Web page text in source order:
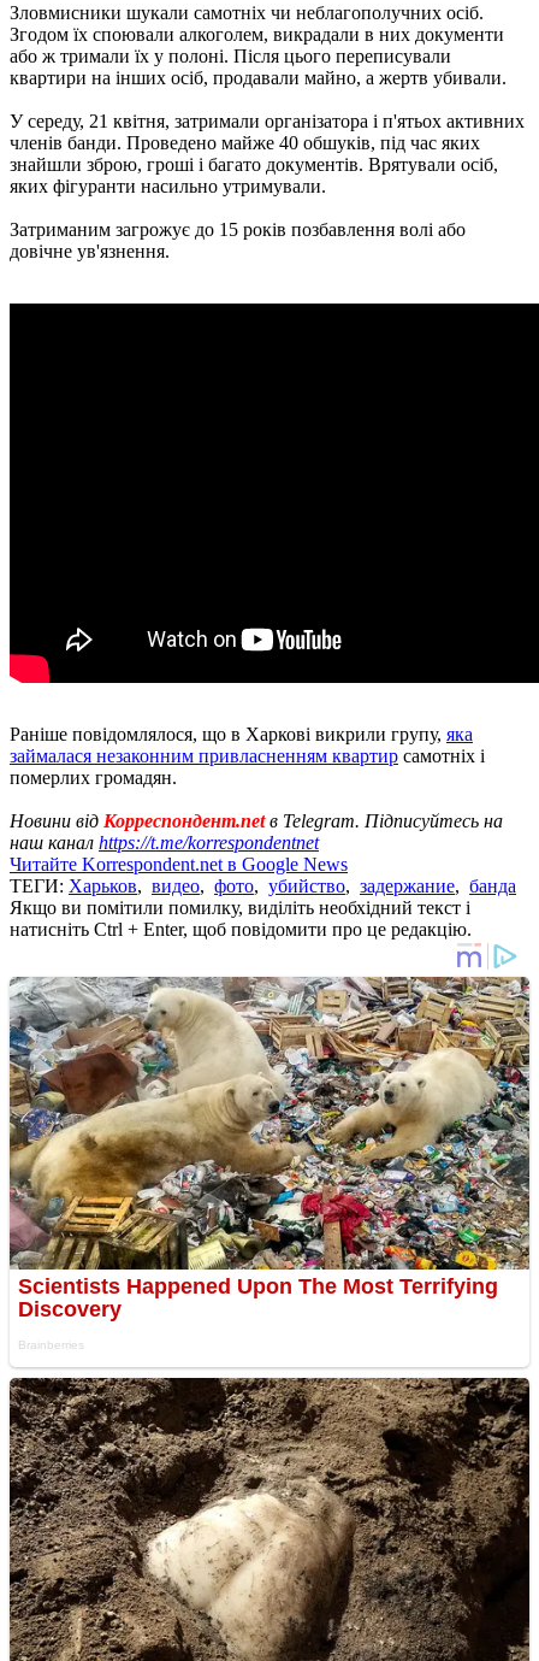
Зловмисники шукали самотніх чи неблагополучних осіб.
Згодом їх споювали алкоголем, викрадали в них документи
або ж тримали їх у полоні. Після цього переписували
квартири на інших осіб, продавали майно, а жертв убивали.
У середу, 21 квітня, затримали організатора і п'ятьох активних
членів банди. Проведено майже 40 обшуків, під час яких
знайшли зброю, гроші і багато документів. Врятували осіб,
яких фігуранти насильно утримували.
Затриманим загрожує до 15 років позбавлення волі або
довічне ув'язнення.
Раніше повідомлялося, що в Харкові викрили групу, яка
займалася незаконним привласненням квартир самотніх і
померлих громадян.
Новини від Корреспондент.netв Telegram. Підписуйтесь на
наш канал https://t.me/korrespondentnet
Читайте Korrespondent.net в Google News
ТЕГИ: Харьков, видео, фото, убийство, задержание, банда
Якщо ви помітили помилку, виділіть необхідний текст і
натисніть Ctrl + Enter, щоб повідомити про це редакцію.